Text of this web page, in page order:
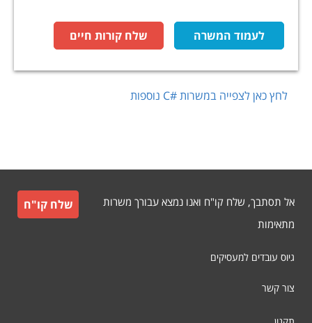
לעמוד המשרה שלח קורות חיים
לחץ כאן לצפייה במשרותC# נוספות
אל תסתבך, שלח קו"ח ואנו נמצא עבורך משרות
מתאימות
שלח קו"ח
גיוס עובדים למעסיקים
צור קשר